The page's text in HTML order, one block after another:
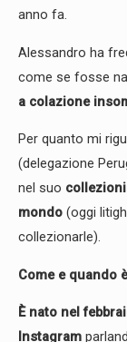
anno fa.
Alessandro ha
come se fosse
a colazione
Per quanto mi
(delegazione
nel suo
mondo (oggi
collezionarle).
Come e quando
È nato nel
Instagram